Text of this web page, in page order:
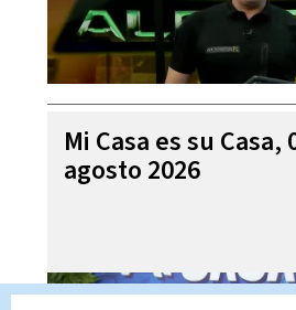
Mi Casa es su Casa,
agosto 2026